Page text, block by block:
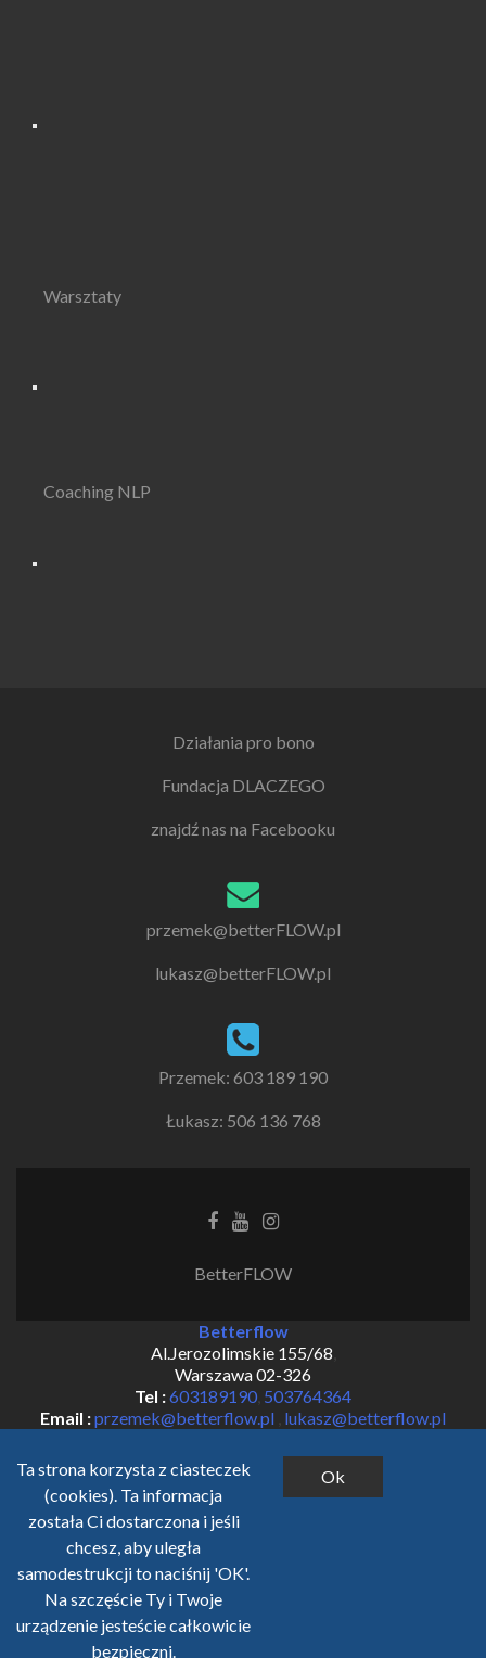
Warsztaty
Coaching NLP
Działania pro bono
Fundacja DLACZEGO
znajdź nas na Facebooku
przemek@betterFLOW.pl
lukasz@betterFLOW.pl
Przemek: 603 189 190
Łukasz: 506 136 768
Facebook
YoutubeInstagram
BetterFLOW
Betterflow
Al.Jerozolimskie 155/68
Warszawa02-326
Tel :603189190 503764364
Email :przemek@betterflow.pl lukasz@betterflow.pl
Ta strona korzysta z ciasteczek
(cookies). Ta informacja
została Ci dostarczona i jeśli
chcesz, aby uległa
samodestrukcji to naciśnij 'OK'.
Na szczęście Ty i Twoje
urządzenie jesteście całkowicie
bezpieczni.
Ok